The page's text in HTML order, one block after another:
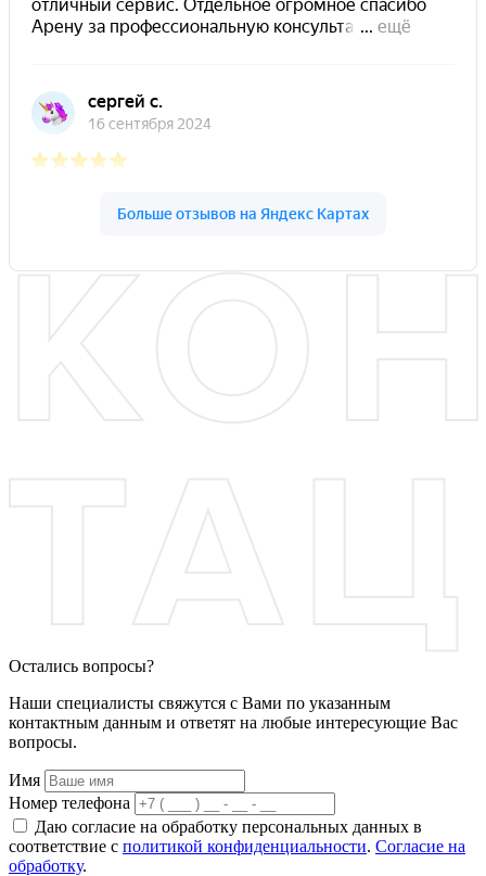
Остались вопросы?
Наши специалисты свяжутся с Вами по указанным
контактным данным и ответят на любые интересующие Вас
вопросы.
Имя
Номер телефона
Даю согласие на обработку персональных данных в
соответствие с политикой конфиденциальности. Согласие на
обработку.